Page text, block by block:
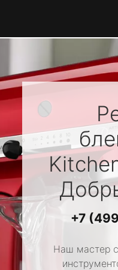
+7
Наш мастер